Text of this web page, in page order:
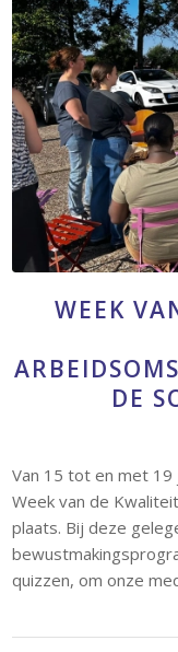
WEEK
DE
Van 15 tot en met 19
Week van de
plaats. Bij deze
quizzen, om onze